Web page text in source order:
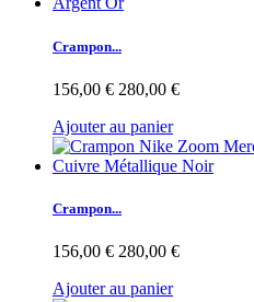
Crampon...
156,00 € 280,00 €
Ajouter au panier
Crampon...
156,00 € 280,00 €
Ajouter au panier